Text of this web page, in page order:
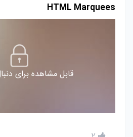
HTML Marquees
قابل مشاهده برای